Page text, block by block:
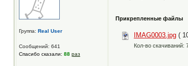
Группа: Real User
Сообщений: 641
Спасибо сказали: 88 раз
Прикрепленные файлы
IMAG0003.jpg(
Кол-во скачиваний: